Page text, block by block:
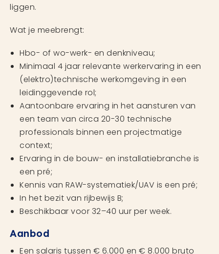
liggen.
Wat je meebrengt:
Hbo- of wo-werk- en denkniveau;
Minimaal 4 jaar relevante werkervaring in een
(elektro)technische werkomgeving in een
leidinggevende rol;
Aantoonbare ervaring in het aansturen van
een team van circa 20-30 technische
professionals binnen een projectmatige
context;
Ervaring in de bouw- en installatiebranche is
een pré;
Kennis van RAW-systematiek/UAV is een pré;
In het bezit van rijbewijs B;
Beschikbaar voor 32–40 uur per week.
Aanbod
Een salaris tussen € 6.000 en € 8.000 bruto